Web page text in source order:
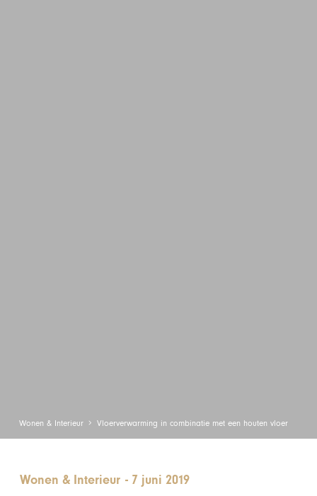
Wonen & Interieur Vloerverwarming in combinatie met een houten vloer
Wonen & Interieur - 7 juni 2019